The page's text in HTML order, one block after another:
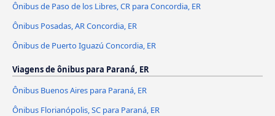
Ônibus de Paso de los Libres, CR para Concordia, ER
Ônibus Posadas, AR Concordia, ER
Ônibus de Puerto Iguazú Concordia, ER
Viagens de ônibus para Paraná, ER
Ônibus Buenos Aires para Paraná, ER
Ônibus Florianópolis, SC para Paraná, ER